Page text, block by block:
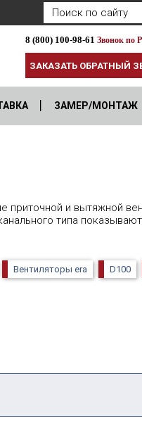
8 (800) 100-98-61 Звонок по
ЗАКАЗАТЬ ОБРАТНЫЙ
ЗАМЕР/МОНТАЖ
приточной и вытяжной
типа
Вентиляторы era D100